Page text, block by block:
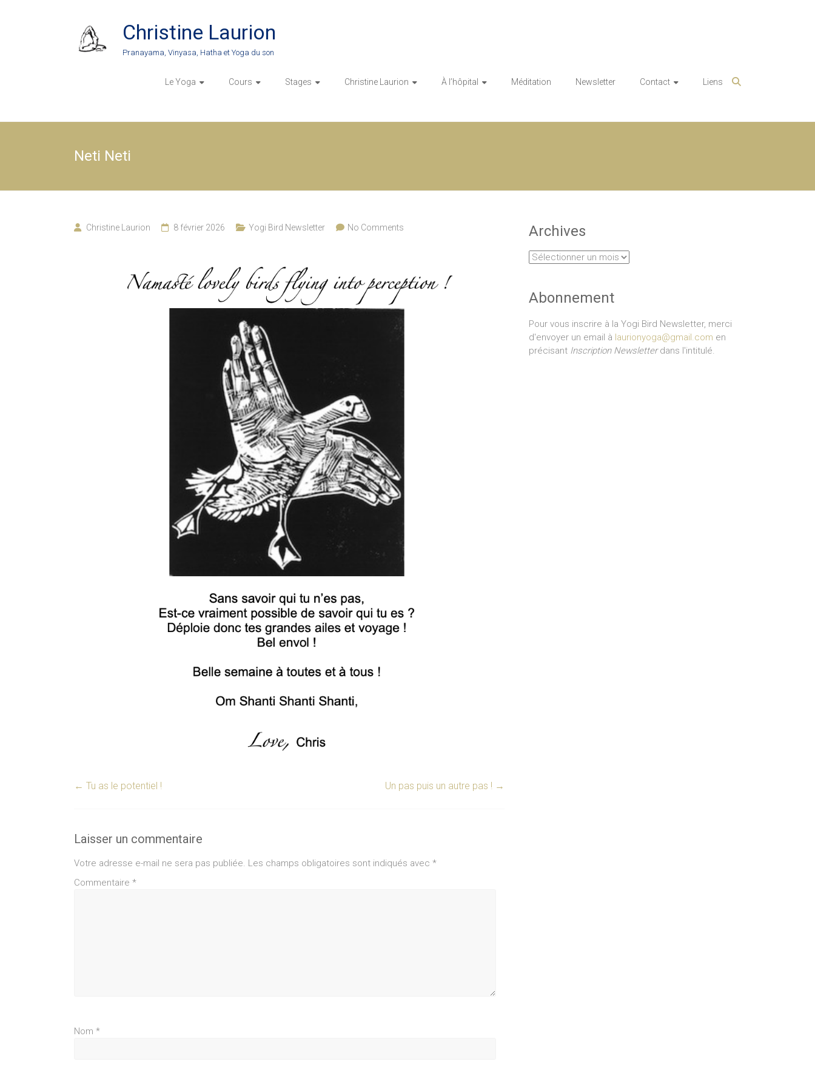
Christine Laurion
Pranayama, Vinyasa, Hatha et Yoga du son
Le Yoga Cours Stages Christine Laurion À l’hôpital Méditation Newsletter Contact Liens
Neti Neti
Christine Laurion 8 février 2026 Yogi Bird Newsletter No Comments
← Tu as le potentiel ! Un pas puis un autre pas ! →
Laisser un commentaire
Votre adresse e-mail ne sera pas publiée. Les champs obligatoires sont indiqués avec *
Commentaire *
Nom *
Archives
Archives
Abonnement
Pour vous inscrire à la Yogi Bird Newsletter, merci
d'envoyer un email à laurionyoga@gmail.com en
précisant Inscription Newsletterdans l'intitulé.